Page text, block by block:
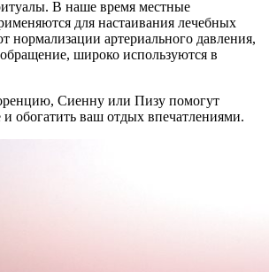
В наше время местные
для настаивания лечебных
нормализации артериального давления,
широко используются в
Сиенну или Пизу помогут
и обогатить ваш отдых впечатлениями.